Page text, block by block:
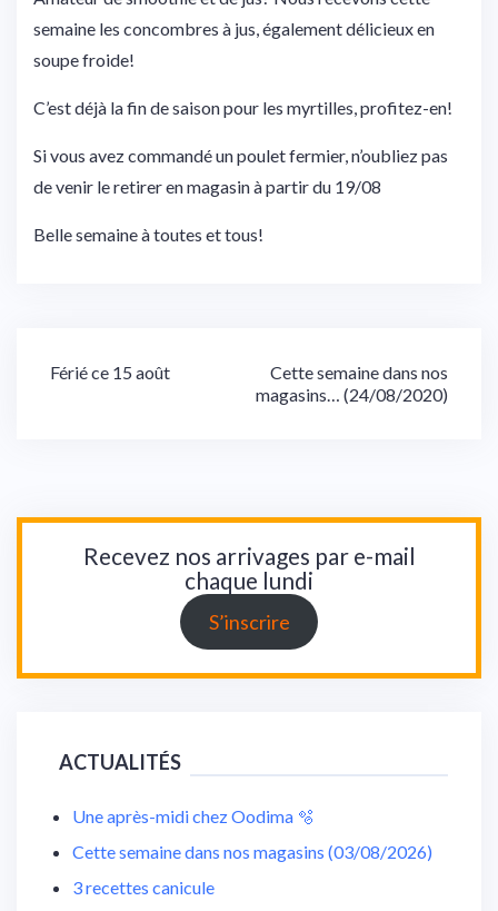
semaine les concombres à jus, également délicieux en
soupe froide!
C’est déjà la fin de saison pour les myrtilles, profitez-en!
Si vous avez commandé un poulet fermier, n’oubliez pas
de venir le retirer en magasin à partir du 19/08
Belle semaine à toutes et tous!
Navigation
Férié ce 15 août
Cette semaine dans nos
magasins… (24/08/2020)
Recevez nos arrivages par e-mail
chaque lundi
S’inscrire
ACTUALITÉS
Une après-midi chez Oodima 🫧
Cette semaine dans nos magasins (03/08/2026)
3 recettes canicule